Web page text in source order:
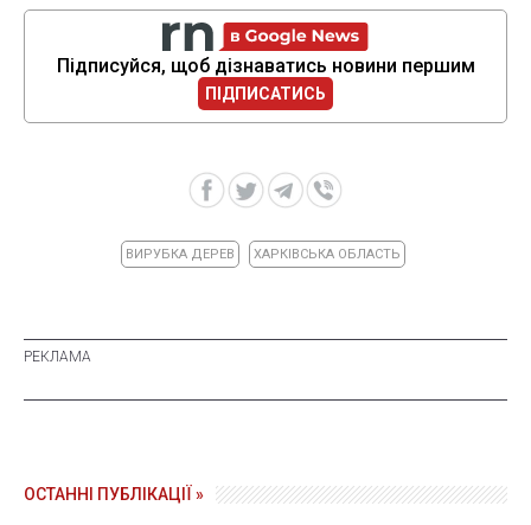
Підписуйся, щоб дізнаватись новини першим
ПІДПИСАТИСЬ
ВИРУБКА ДЕРЕВ ХАРКІВСЬКА ОБЛАСТЬ
ОСТАННІ ПУБЛІКАЦІЇ »